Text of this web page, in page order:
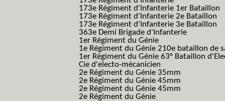
173e Régiment d'Infanterie 1er Bataillon
173e Régiment d'Infanterie 2e Bataillon
173e Régiment d'Infanterie 3e Bataillon
363e Demi Brigade d'Infanterie
1er Régiment du Génie
1e Régiment du Génie 210e bataillon de
1er Régiment du Génie 63° Bataillon
Cie d'electo-mécanicien
2e Régiment du Génie 35mm
2e Régiment du Génie 45mm
2e Régiment du Génie 45mm
2e Régiment du Génie